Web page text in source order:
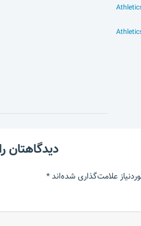
دیدگاهتان
علامت‌گذاری شده‌اند*